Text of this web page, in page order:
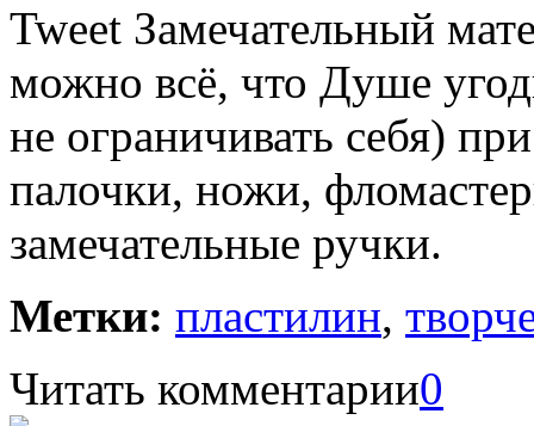
Tweet Замечательный
можно всё, что Душе
не ограничивать себя)
палочки, ножи,
замечательные ручки.
Метки: пластилин,
Читать комментарии0